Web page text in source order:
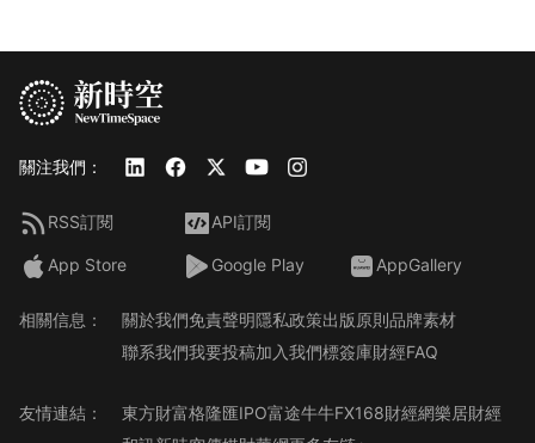
關注我們：
RSS訂閱 API訂閱
App Store Google Play AppGallery
相關信息： 關於我們免責聲明隱私政策出版原則品牌素材
聯系我們我要投稿加入我們標簽庫財經FAQ
友情連結： 東方財富格隆匯IPO富途牛牛FX168財經網樂居財經